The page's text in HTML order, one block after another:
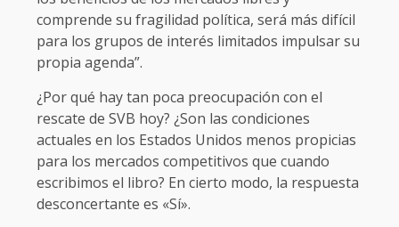
comprende su fragilidad política, será más difícil
para los grupos de interés limitados impulsar su
propia agenda”.
¿Por qué hay tan poca preocupación con el
rescate de SVB hoy? ¿Son las condiciones
actuales en los Estados Unidos menos propicias
para los mercados competitivos que cuando
escribimos el libro? En cierto modo, la respuesta
desconcertante es «Sí».